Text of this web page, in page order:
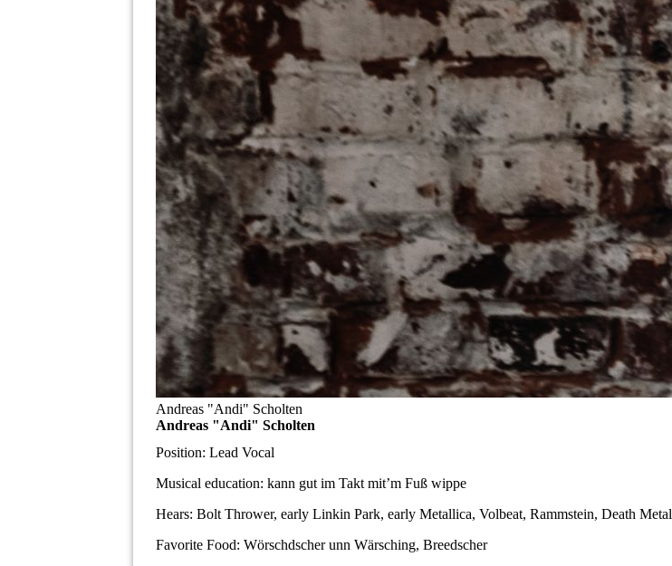
Andreas "Andi" Scholten
Andreas "Andi" Scholten
Position: Lead Vocal
Musical education: kann gut im Takt mit’m Fuß wippe
Hears: Bolt Thrower, early Linkin Park, early Metallica, Volbeat, Rammstein, Death Metal
Favorite Food: Wörschdscher unn Wärsching, Breedscher